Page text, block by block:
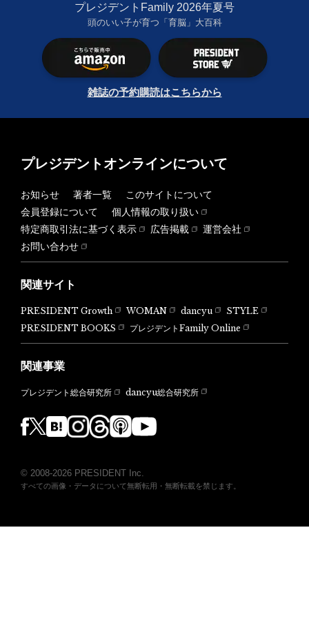
プレジデントFamily 2026年夏号
頭のいい子が育つ「育脳」大百科
雑誌の予約購読はこちらから
プレジデントオンラインについて
お知らせ 著者一覧
このサイトについて
会員登録について
個人情報の取り扱い
特定商取引法に基づく表示
広告掲載
運営会社
お問い合わせ
関連サイト
PRESIDENT Growth WOMAN dancyu
STYLE
PRESIDENT BOOKS
プレジデントFamily Online
関連事業
プレジデント総合研究所 dancyu総合研究所
© 2008-2026 PRESIDENT Inc.
すべての画像・データについて無断転用・無断転載を禁じます。